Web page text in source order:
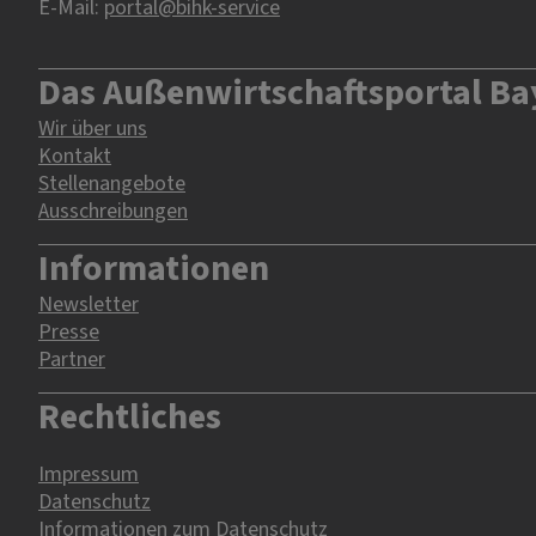
E-Mail: portal@bihk-service
Das Außenwirtschaftsportal
Wir über uns
Kontakt
Stellenangebote
Ausschreibungen
Informationen
Newsletter
Presse
Partner
Rechtliches
Impressum
Datenschutz
Informationen zum Datenschutz